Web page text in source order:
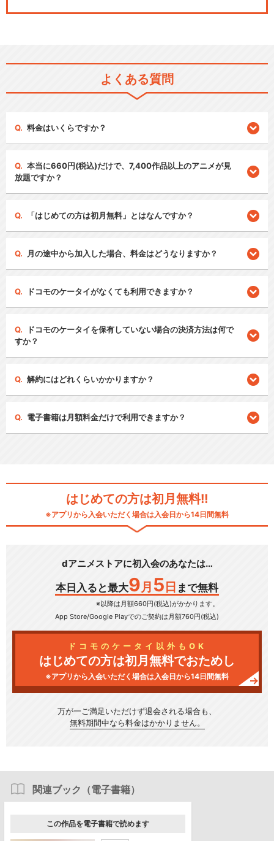
よくある質問
料金はいくらですか？
本当に660円(税込)だけで、7,400作品以上のアニメが見
放題ですか？
「はじめての方は初月無料」とはなんですか？
月の途中から加入した場合、料金はどうなりますか？
ドコモのケータイがなくても利用できますか？
ドコモのケータイを保有していない場合の決済方法は何で
すか？
解約にはどれくらいかかりますか？
電子書籍は月額料金だけで利用できますか？
はじめての方は初月無料!!
※アプリから入会いただく場合は入会日から14日間無料
dアニメストアに初入会のあなたは…
本日入ると最大9 月 5 日 まで無料
※以降は月額660円(税込)がかかります。
App Store/Google Playでのご契約は月額760円(税込)
ドコモのケータイ以外もOK
はじめての方は初月無料でおためし
※アプリから入会いただく場合は入会日から14日間無料
万が一ご満足いただけず退会される場合も、
無料期間中なら料金はかかりません。
関連ブック（電子書籍）
この作品を電子書籍で読めます